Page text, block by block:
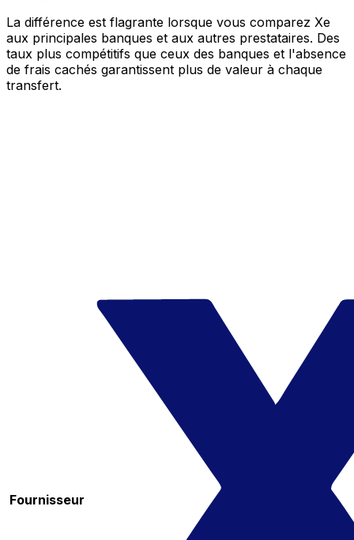
La différence est flagrante lorsque vous comparez Xe
aux principales banques et aux autres prestataires. Des
taux plus compétitifs que ceux des banques et l'absence
de frais cachés garantissent plus de valeur à chaque
transfert.
Fournisseur